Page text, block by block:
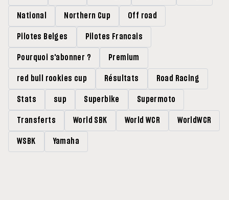
National Northern Cup Off road
Pilotes Belges Pilotes Francais
Pourquoi s'abonner ? Premium
red bull rookies cup Résultats Road Racing
Stats sup Superbike Supermoto
Transferts World SBK World WCR WorldWCR
WSBK Yamaha